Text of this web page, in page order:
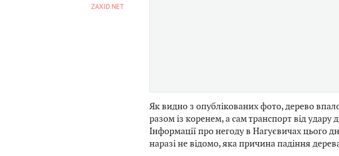
ZAXID.NET
Як видно з опублікованих фото, дерево
разом із коренем, а сам транспорт від удару
Інформації про негоду в Нагуєвичах цього
наразі не відомо, яка причина падіння